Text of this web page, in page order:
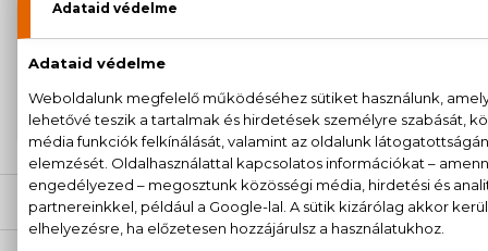
100% eredeti termékek,14 napos visszaküldési
garanciával
20 779 1924
LEÍRÁS